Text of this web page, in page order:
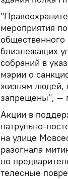
мероприятия
близлежащих
собраний в
мэрии о
жизням людей,
запрещены", —
Акции в
патрульно-
на улице
разогнала
по
телесные